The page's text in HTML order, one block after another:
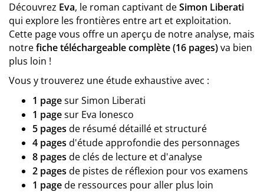
Découvrez Eva, le roman captivant deSimon Liberati
qui explore les frontières entre art et exploitation.
Cette page vous offre un aperçu de notre analyse, mais
notrefiche téléchargeable complète (16 pages)va bien
plus loin !
Vous y trouverez une étude exhaustive avec :
1 pagesur Simon Liberati
1 pagesur Eva Ionesco
5 pages de résumé détaillé et structuré
4 pages d'étude approfondie des personnages
8 pages de clés de lecture et d'analyse
2 pages de pistes de réflexion pour vos examens
1 pagede ressources pour aller plus loin